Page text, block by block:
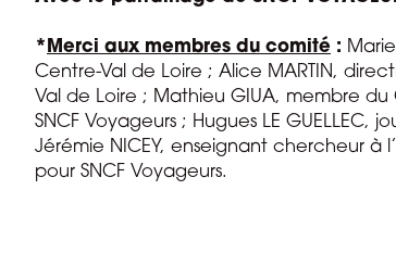
* Merci aux membres du comité :
Centre-Val de Loire ; Alice MARTIN,
Val de Loire ; Mathieu GIUA, membre du
SNCF Voyageurs ; Hugues LE GUELLEC,
Jérémie NICEY, enseignant chercheur à
pour SNCF Voyageurs.